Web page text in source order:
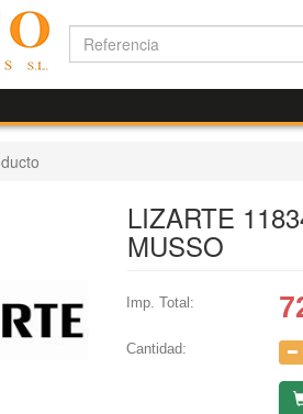
LIZARTE
MUSSO
Imp. Total:
Cantidad: